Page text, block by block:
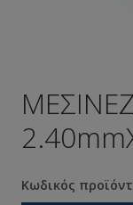
Κωδικός